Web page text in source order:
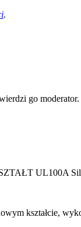
.
go moderator.
kształcie,